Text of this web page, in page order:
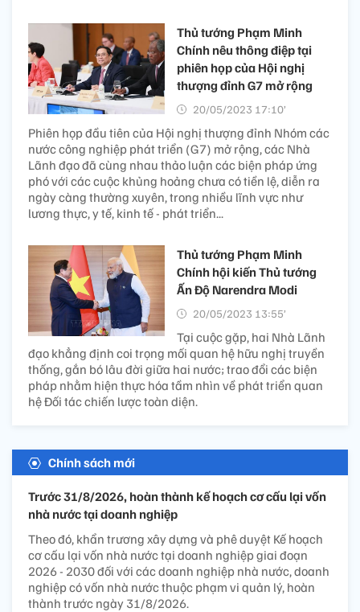
Thủ tướng Phạm Minh
Chính nêu thông điệp tại
phiên họp của Hội nghị
thượng đỉnh G7 mở rộng
20/05/2023 17:10’
Phiên họp đầu tiên của Hội nghị thượng đỉnh Nhóm các
nước công nghiệp phát triển (G7) mở rộng, các Nhà
Lãnh đạo đã cùng nhau thảo luận các biện pháp ứng
phó với các cuộc khủng hoảng chưa có tiền lệ, diễn ra
ngày càng thường xuyên, trong nhiều lĩnh vực như
lương thực, y tế, kinh tế - phát triển...
Thủ tướng Phạm Minh
Chính hội kiến Thủ tướng
Ấn Độ Narendra Modi
20/05/2023 13:55’
Tại cuộc gặp, hai Nhà Lãnh
đạo khẳng định coi trọng mối quan hệ hữu nghị truyền
thống, gắn bó lâu đời giữa hai nước; trao đổi các biện
pháp nhằm hiện thực hóa tầm nhìn về phát triển quan
hệ Đối tác chiến lược toàn diện.
Chính sách mới
Trước 31/8/2026, hoàn thành kế hoạch cơ cấu lại vốn
nhà nước tại doanh nghiệp
Theo đó, khẩn trương xây dựng và phê duyệt Kế hoạch
cơ cấu lại vốn nhà nước tại doanh nghiệp giai đoạn
2026 - 2030 đối với các doanh nghiệp nhà nước, doanh
nghiệp có vốn nhà nước thuộc phạm vi quản lý, hoàn
thành trước ngày 31/8/2026.